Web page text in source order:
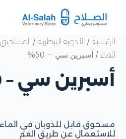
الرئيسية / الأدوية البيطرية /
الماء / أسبرين سي – 50%
أسبرين سي – 50%
مسحوق قابل للذوبان في الماء
للاستعمال عن طريق الفم